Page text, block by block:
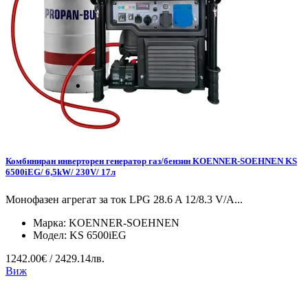
Комбиниран инверторен генератор газ/бензин KOENNER-SOEHNEN KS
6500iEG/ 6,5kW/ 230V/ 17л
Монофазен агрегат за ток LPG 28.6 A 12/8.3 V/А...
Марка: KOENNER-SOEHNEN
Модел: KS 6500iEG
1242.00€ / 2429.14лв.
Виж